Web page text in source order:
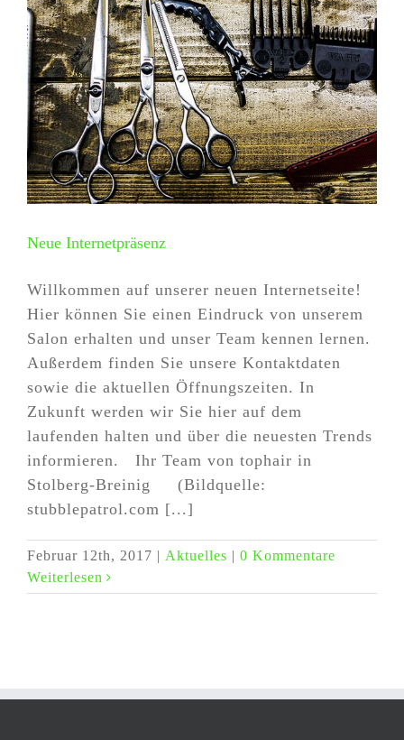
Neue Internetpräsenz
Willkommen auf unserer neuen Internetseite!
Hier können Sie einen Eindruck von unserem
Salon erhalten und unser Team kennen lernen.
Außerdem finden Sie unsere Kontaktdaten
sowie die aktuellen Öffnungszeiten. In
Zukunft werden wir Sie hier auf dem
laufenden halten und über die neuesten Trends
informieren. Ihr Team von tophair in
Stolberg-Breinig (Bildquelle:
stubblepatrol.com [...]
Februar 12th, 2017 | Aktuelles | 0 Kommentare
Weiterlesen